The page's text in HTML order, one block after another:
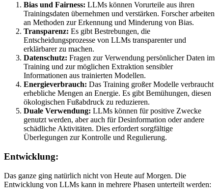
Bias und Fairness: LLMs können Vorurteile aus ihren
Trainingsdaten übernehmen und verstärken. Forscher arbeiten
an Methoden zur Erkennung und Minderung von Bias.
Transparenz: Es gibt Bestrebungen, die
Entscheidungsprozesse von LLMs transparenter und
erklärbarer zu machen.
Datenschutz: Fragen zur Verwendung persönlicher Daten im
Training und zur möglichen Extraktion sensibler
Informationen aus trainierten Modellen.
Energieverbrauch: Das Training großer Modelle verbraucht
erhebliche Mengen an Energie. Es gibt Bemühungen, diesen
ökologischen Fußabdruck zu reduzieren.
Duale Verwendung: LLMs können für positive Zwecke
genutzt werden, aber auch für Desinformation oder andere
schädliche Aktivitäten. Dies erfordert sorgfältige
Überlegungen zur Kontrolle und Regulierung.
Entwicklung:
Das ganze ging natürlich nicht von Heute auf Morgen. Die
Entwicklung von LLMs kann in mehrere Phasen unterteilt werden: